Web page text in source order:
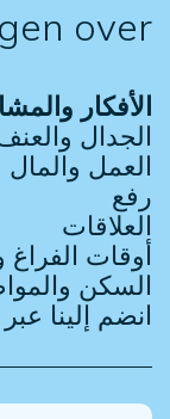
over
الأفكار
الجدال
العمل والمال
رفع
العلاقات
أوقات الفراغ
السكن
انضم إلينا